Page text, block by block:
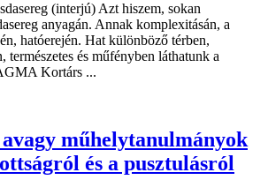
(interjú) Azt hiszem, sokan
anyagán. Annak komplexitásán, a
hatóerején. Hat különböző térben,
természetes és műfényben láthatunk a
Kortárs ...
avagy műhelytanulmányok
és a pusztulásról